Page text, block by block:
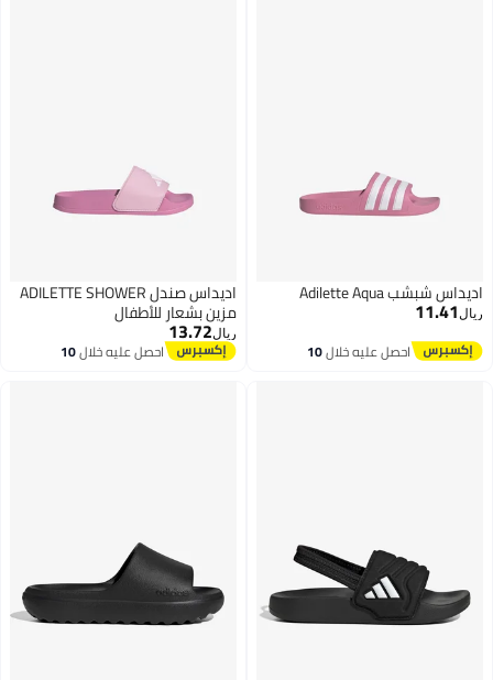
اديداس شبشب Adilette Aqua
ريال 11.41
احصل عليه خلال10
اغسطس
اديداس صندل ADILETTE SHOWER
مزين بشعار للأطفال
ريال13.72
احصل عليه خلال10
اغسطس